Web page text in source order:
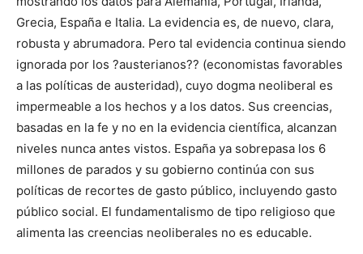
Grecia, España e Italia. La evidencia es, de nuevo, clara,
robusta y abrumadora. Pero tal evidencia continua siendo
ignorada por los ?austerianos?? (economistas favorables
a las políticas de austeridad), cuyo dogma neoliberal es
impermeable a los hechos y a los datos. Sus creencias,
basadas en la fe y no en la evidencia científica, alcanzan
niveles nunca antes vistos. España ya sobrepasa los 6
millones de parados y su gobierno continúa con sus
políticas de recortes de gasto público, incluyendo gasto
público social. El fundamentalismo de tipo religioso que
alimenta las creencias neoliberales no es educable.